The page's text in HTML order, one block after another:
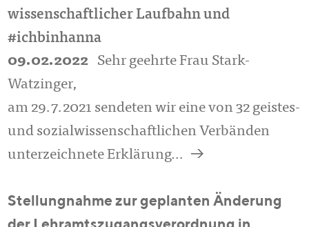
wissenschaftlicher Laufbahn und
#ichbinhanna
09.02.2022
Sehr geehrte Frau Stark-
Watzinger,
am 29.7.2021 sendeten wir eine von 32 geistes-
und sozialwissenschaftlichen Verbänden
unterzeichnete Erklärung…
a
Stellungnahme zur geplanten Änderung